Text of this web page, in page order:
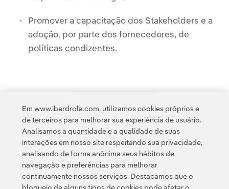
Promover a capacitação dos Stakeholders e a
adoção, por parte dos fornecedores, de
políticas condizentes.
Acesso a informação legal
Política de Privacidade Informação legal
Em www.iberdrola.com, utilizamos cookies próprios e
de terceiros para melhorar sua experiência de usuário.
Analisamos a quantidade e a qualidade de suas
interações em nosso site respeitando sua privacidade,
analisando de forma anônima seus hábitos de
navegação e preferências para melhorar
continuamente nossos serviços. Destacamos que o